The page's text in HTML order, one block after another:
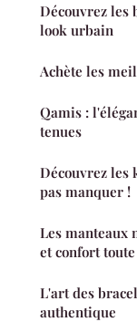
Découvrez les
look urbain
Achète les
Qamis :
tenues
Découvrez les
pas manquer !
Les manteaux
et confort
L'art des
authentique